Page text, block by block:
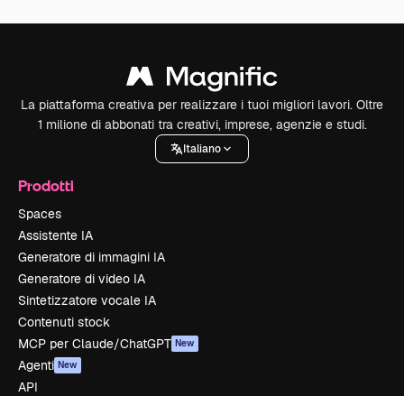
La piattaforma creativa per realizzare i tuoi migliori lavori. Oltre
1 milione di abbonati tra creativi, imprese, agenzie e studi.
Italiano
Prodotti
Spaces
Assistente IA
Generatore di immagini IA
Generatore di video IA
Sintetizzatore vocale IA
Contenuti stock
MCP per Claude/ChatGPT New
Agenti New
API